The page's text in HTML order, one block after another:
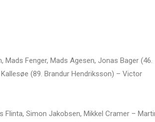
Fenger, Mads Agesen, Jonas Bager (46.
(89. Brandur Hendriksson) – Victor
Flinta, Simon Jakobsen, Mikkel Cramer –